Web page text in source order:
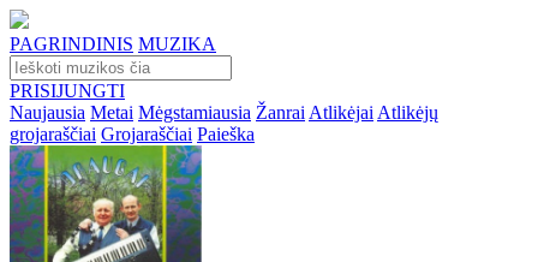
PAGRINDINIS MUZIKA
PRISIJUNGTI
Naujausia Metai Mėgstamiausia Žanrai Atlikėjai Atlikėjų
grojaraščiai Grojaraščiai Paieška